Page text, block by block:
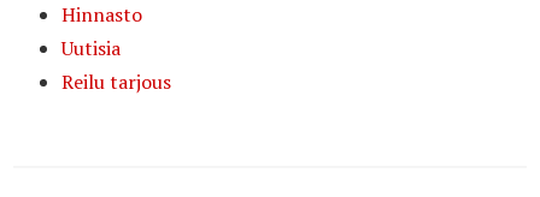
Hinnasto
Uutisia
Reilu tarjous